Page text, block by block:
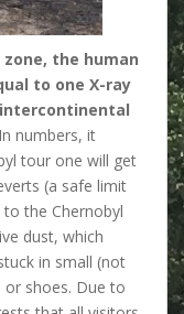
the human
to one X-ray
In numbers, it
tour one will get
(a safe limit
the Chernobyl
dust, which
in small (not
shoes. Due to